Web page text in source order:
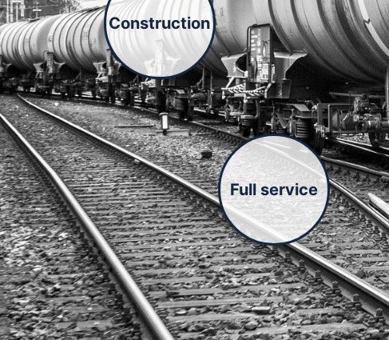
Construction
Full service